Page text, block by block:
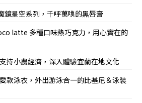
鏡星空系列，千呼萬喚的黑唇膏
latte 多種口味熱巧克力，用心實在的
持小農經濟，深入體驗宜蘭在地文化
款泳衣，外出游泳合一的比基尼＆泳裝